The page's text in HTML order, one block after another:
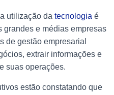
utilização da tecnologia é
grandes e médias empresas
de gestão empresarial
extrair informações e
suas operações.
estão constatando que